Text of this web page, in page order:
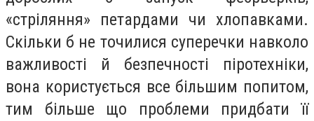
«стріляння» петардами чи хлопавками.
Скільки б не точилися суперечки навколо
важливості й безпечності піротехніки,
вона користується все більшим попитом,
тим більше що проблеми придбати її